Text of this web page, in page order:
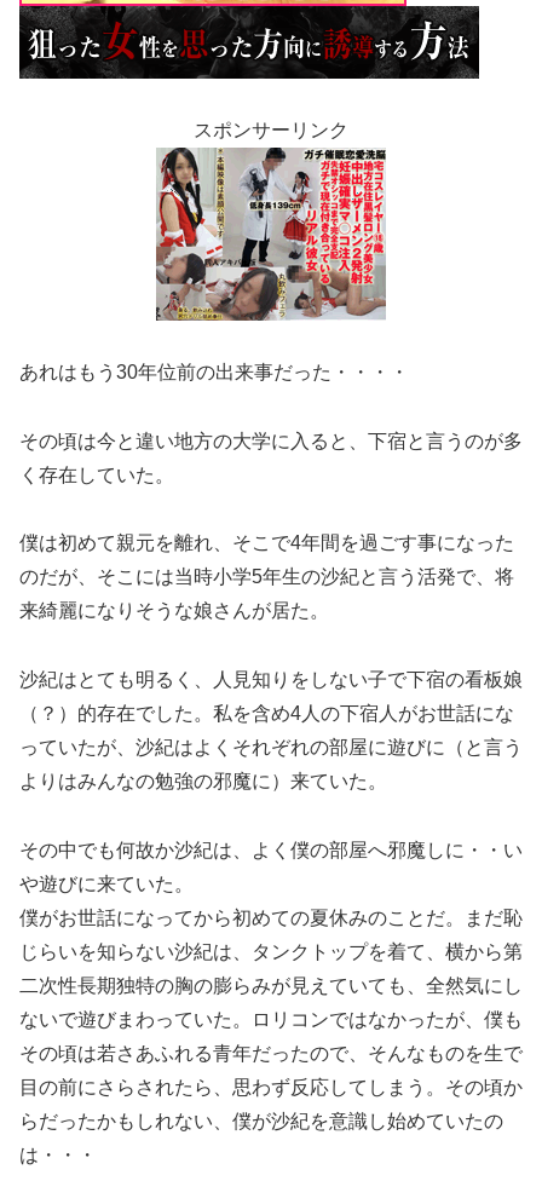
スポンサーリンク
あれはもう30年位前の出来事だった・・・・
その頃は今と違い地方の大学に入ると、下宿と言うのが多
く存在していた。
僕は初めて親元を離れ、そこで4年間を過ごす事になった
のだが、そこには当時小学5年生の沙紀と言う活発で、将
来綺麗になりそうな娘さんが居た。
沙紀はとても明るく、人見知りをしない子で下宿の看板娘
（？）的存在でした。私を含め4人の下宿人がお世話にな
っていたが、沙紀はよくそれぞれの部屋に遊びに（と言う
よりはみんなの勉強の邪魔に）来ていた。
その中でも何故か沙紀は、よく僕の部屋へ邪魔しに・・い
や遊びに来ていた。
僕がお世話になってから初めての夏休みのことだ。まだ恥
じらいを知らない沙紀は、タンクトップを着て、横から第
二次性長期独特の胸の膨らみが見えていても、全然気にし
ないで遊びまわっていた。ロリコンではなかったが、僕も
その頃は若さあふれる青年だったので、そんなものを生で
目の前にさらされたら、思わず反応してしまう。その頃か
らだったかもしれない、僕が沙紀を意識し始めていたの
は・・・